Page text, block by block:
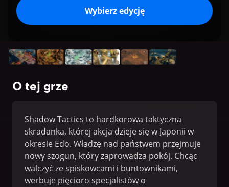
Wybierz edycję
O tej grze
Shadow Tactics to hardkorowa taktyczna
skradanka, której akcja dzieje się w Japonii w
okresie Edo. Władzę nad państwem przejmuje
nowy szogun, który zaprowadza pokój. Chcąc
walczyć ze spiskowcami i buntownikami,
werbuje pięcioro specjalistów o